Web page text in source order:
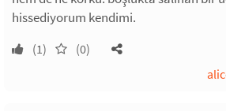
hissediyorum kendimi.
(1) (0)